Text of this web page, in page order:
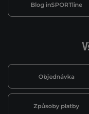
Objednávka
Způsoby platby
Blog inSPORTline